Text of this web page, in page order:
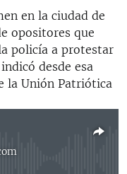
en la ciudad de
opositores que
policía a protestar
desde esa
la Unión Patriótica
available